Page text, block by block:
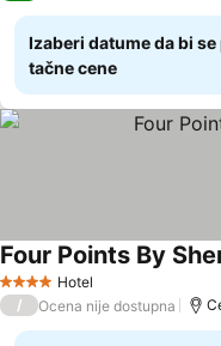
Izaberi datume da bi
tačne cene
4 ZvezdiceHotel
Four Points By
/ Ocena nije dostupna